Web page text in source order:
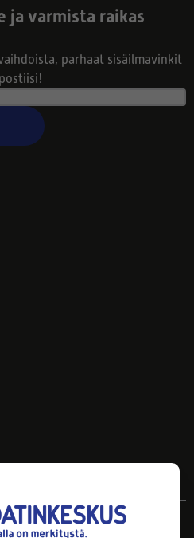
ja varmista raikas
parhaat sisäilmavinkit